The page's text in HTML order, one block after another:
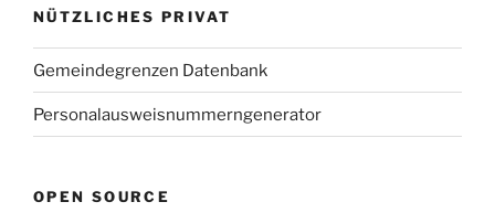
NÜTZLICHES PRIVAT
Gemeindegrenzen Datenbank
Personalausweisnummerngenerator
OPEN SOURCE